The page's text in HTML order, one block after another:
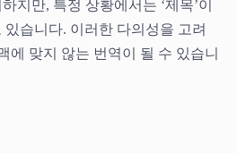
지만, 특정 상황에서는 ‘제목’이
있습니다. 이러한 다의성을 고려
에 맞지 않는 번역이 될 수 있습니